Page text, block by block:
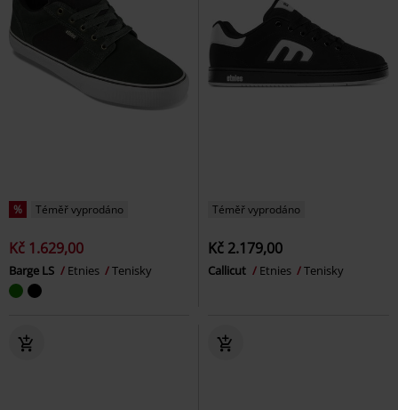
% Téměř vyprodáno
Kč 1.629,00
Barge LS Etnies Tenisky
Téměř vyprodáno
Kč 2.179,00
Callicut Etnies Tenisky